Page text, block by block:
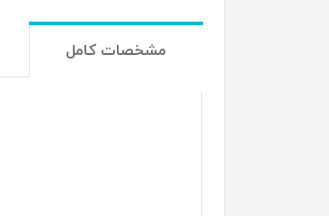
مشخصات کامل